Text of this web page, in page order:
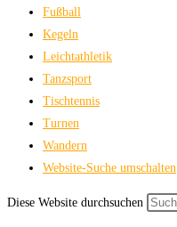
Fußball
Kegeln
Leichtathletik
Tanzsport
Tischtennis
Turnen
Wandern
Website-Suche umschalten
Diese Website durchsuchen